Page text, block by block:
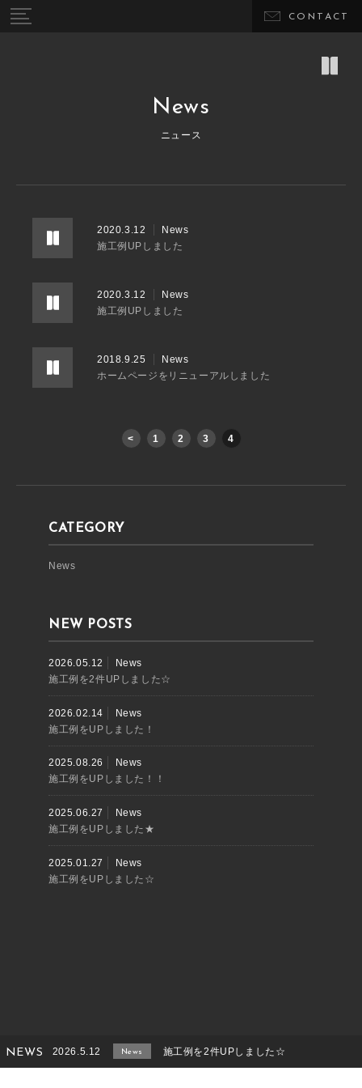
CONTACT
News
ニュース
CATEGORY
News
NEW POSTS
2026.05.12
News
施工例を2件UPしました☆
2026.02.14
News
施工例をUPしました！
2025.08.26
News
施工例をUPしました！！
2025.06.27
News
施工例をUPしました★
2025.01.27
News
施工例をUPしました☆
2020.3.12
News
施工例UPしました
2020.3.12
News
施工例UPしました
2018.9.25
News
ホームページをリニューアルしました
< 1 2 3 4
NEWS 2026.5.12 News 施工例を2件UPしました☆